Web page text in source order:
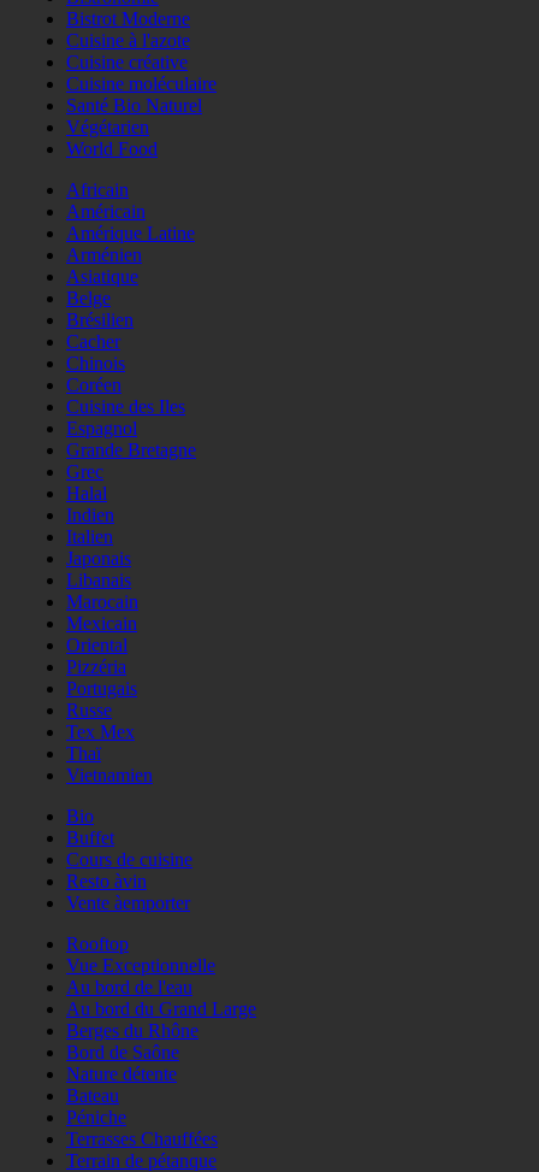
Bistrot Moderne
Cuisine à l'azote
Cuisine créative
Cuisine moléculaire
Santé Bio Naturel
Végétarien
World Food
Africain
Américain
Amérique Latine
Arménien
Asiatique
Belge
Brésilien
Cacher
Chinois
Coréen
Cuisine des Iles
Espagnol
Grande Bretagne
Grec
Halal
Indien
Italien
Japonais
Libanais
Marocain
Mexicain
Oriental
Pizzéria
Portugais
Russe
Tex Mex
Thaï
Vietnamien
Bio
Buffet
Cours de cuisine
Resto àvin
Vente àemporter
Rooftop
Vue Exceptionnelle
Au bord de l'eau
Au bord du Grand Large
Berges du Rhône
Bord de Saône
Nature détente
Bateau
Péniche
Terrasses Chauffées
Terrain de pétanque